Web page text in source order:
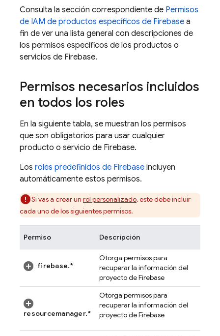
Consulta la sección correspondiente de Permisos
de IAM de productos específicos de Firebase a
fin de ver una lista general con descripciones de
los permisos específicos de los productos o
servicios de Firebase.
Permisos necesarios incluidos
en todos los roles
En la siguiente tabla, se muestran los permisos
que son obligatorios para usar cualquier
producto o servicio de Firebase.
Los roles predefinidos de Firebase incluyen
automáticamente estos permisos.
Si vas a crear un rol personalizado, este debe incluir
cada uno de los siguientes permisos.
Permiso Descripción
firebase.*
Otorga permisos para
recuperar la información del
proyecto de Firebase
resourcemanager.*
Otorga permisos para
recuperar la información del
proyecto de Firebase